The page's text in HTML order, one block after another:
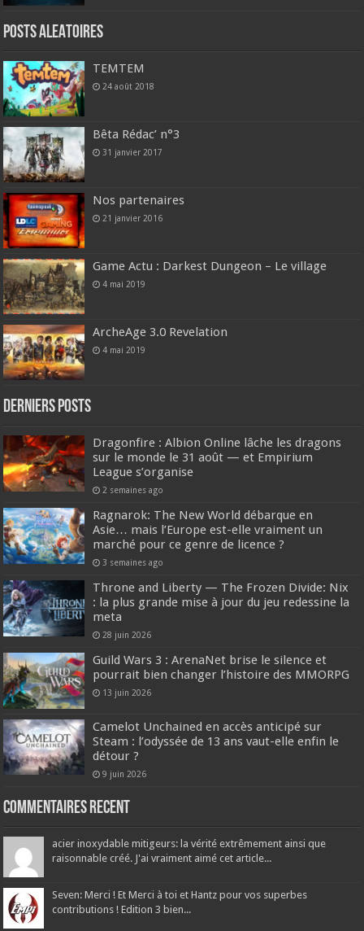
Posts ALEATOIRES
TEMTEM
24 août 2018
Bêta Rédac’ n°3
31 janvier 2017
Nos partenaires
21 janvier 2016
Game Actu : Darkest Dungeon – Le village
4 mai 2019
ArcheAge 3.0 Revelation
4 mai 2019
DERNIERS Posts
Dragonfire : Albion Online lâche les dragons
sur le monde le 31 août — et Empirium
League s’organise
2 semaines ago
Ragnarok: The New World débarque en
Asie… mais l’Europe est-elle vraiment un
marché pour ce genre de licence ?
3 semaines ago
Throne and Liberty — The Frozen Divide: Nix
: la plus grande mise à jour du jeu redessine la
meta
28 juin 2026
Guild Wars 3 : ArenaNet brise le silence et
pourrait bien changer l’histoire des MMORPG
13 juin 2026
Camelot Unchained en accès anticipé sur
Steam : l’odyssée de 13 ans vaut-elle enfin le
détour ?
9 juin 2026
Commentaires recent
acier inoxydable mitigeurs: la vérité extrêmement ainsi que
raisonnable créé. J'ai vraiment aimé cet article...
Seven: Merci ! Et Merci à toi et Hantz pour vos superbes
contributions ! Edition 3 bien...